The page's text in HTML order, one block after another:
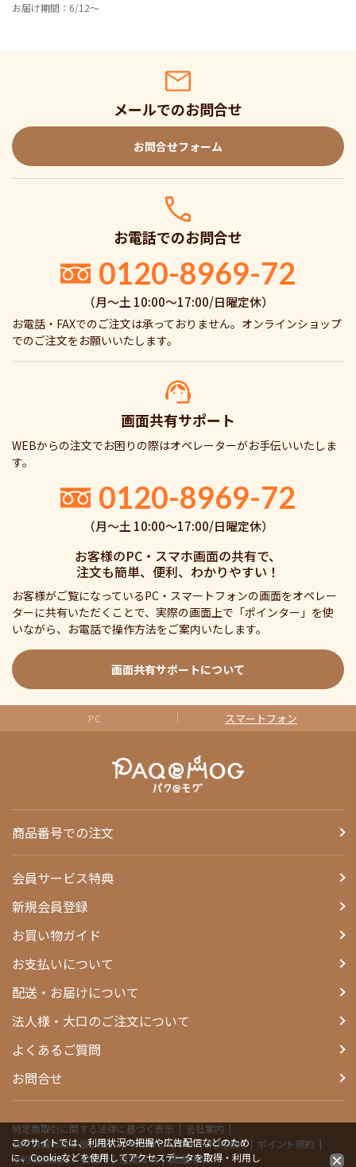
お届け期間：6/12～
メールでのお問合せ
お問合せフォーム
お電話でのお問合せ
0120-8969-72
（月〜土 10:00〜17:00/日曜定休）
お電話・FAXでのご注文は承っておりません。オンラインショップ
でのご注文をお願いいたします。
画面共有サポート
WEBからの注文でお困りの際はオペレーターがお手伝いいたしま
す。
0120-8969-72
（月〜土 10:00〜17:00/日曜定休）
お客様のPC・スマホ画面の共有で、
注文も簡単、便利、わかりやすい！
お客様がご覧になっているPC・スマートフォンの画面をオペレー
ターに共有いただくことで、実際の画面上で「ポインター」を使
いながら、お電話で操作方法をご案内いたします。
画面共有サポートについて
PC スマートフォン
商品番号での注文
会員サービス特典
新規会員登録
お買い物ガイド
お支払いについて
配送・お届けについて
法人様・大口のご注文について
よくあるご質問
お問合せ
特定商取引に関する法律に基づく表示
会社案内
個人情報の取り扱い指針
サイトポリシー 利用規約
ポイント規約
予約販売に関する規約
推奨環境 画面共有
このサイトでは、利用状況の把握や広告配信などのため
に、Cookieなどを使用してアクセスデータを取得・利用し